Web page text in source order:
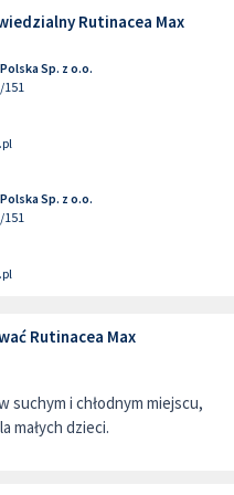
Rutinacea Max
Sp. z o.o.
151
Sp. z o.o.
151
Rutinacea Max
suchym i chłodnym miejscu,
małych dzieci.